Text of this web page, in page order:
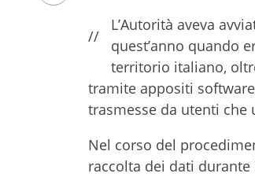
//
L’Autorità aveva
quest’anno quando
territorio italiano,
tramite appositi
trasmesse da utenti che
Nel corso del
raccolta dei dati durante